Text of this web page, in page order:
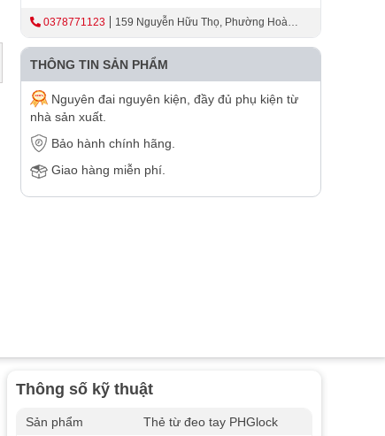
0378771123
159 Nguyễn Hữu Thọ, Phường Hoà
THÔNG TIN SẢN PHẨM
Nguyên đai nguyên kiện, đầy đủ phụ kiện từ
nhà sản xuất.
Bảo hành chính hãng.
Giao hàng miễn phí.
Thông số kỹ thuật
Sản phẩm Thẻ từ đeo tay PHGlock